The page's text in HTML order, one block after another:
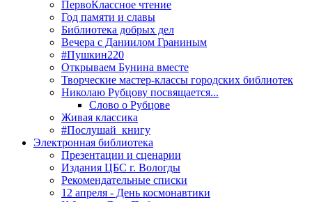
ПервоКлассное чтение
Год памяти и славы
Библиотека добрых дел
Вечера с Даниилом Граниным
#Пушкин220
Открываем Бунина вместе
Творческие мастер-классы городских библиотек
Николаю Рубцову посвящается...
Слово о Рубцове
Живая классика
#Послушай_книгу
Электронная библиотека
Презентации и сценарии
Издания ЦБС г. Вологды
Рекомендательные списки
12 апреля - День космонавтики